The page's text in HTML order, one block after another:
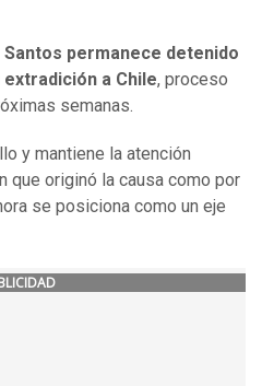
Santos permanece detenido
extradición a Chile, proceso
semanas.
y mantiene la atención
que originó la causa como por
se posiciona como un eje